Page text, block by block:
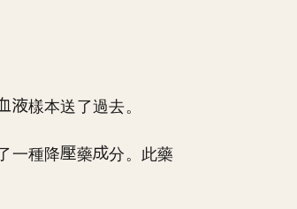
樣本送了過去。
一種降 藥
分。此藥